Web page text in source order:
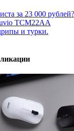
за 23 000
TCM22AA
и турки.